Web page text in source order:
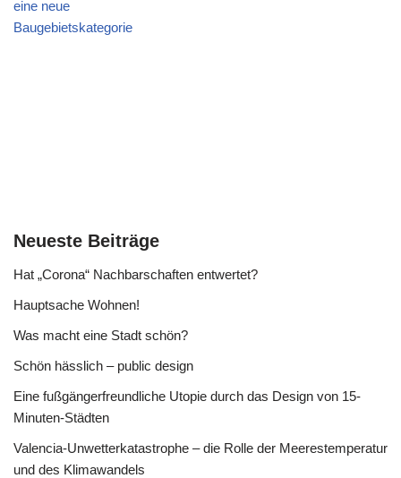
eine neue
Baugebietskategorie
Neueste Beiträge
Hat „Corona“ Nachbarschaften entwertet?
Hauptsache Wohnen!
Was macht eine Stadt schön?
Schön hässlich – public design
Eine fußgängerfreundliche Utopie durch das Design von 15-
Minuten-Städten
Valencia-Unwetterkatastrophe – die Rolle der Meerestemperatur
und des Klimawandels